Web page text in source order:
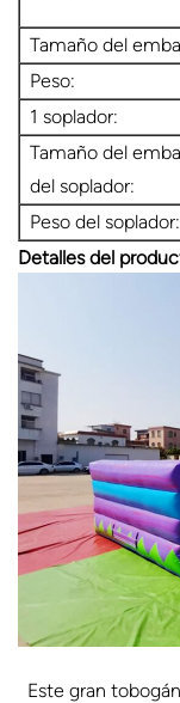
Tamaño del
Peso:
1 soplador:
Tamaño del
del soplador:
Peso del soplador:
Detalles del
Este gran